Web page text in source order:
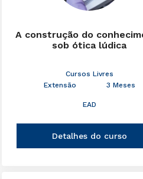
A construção do
sob ótica lúdica
Cursos Livres
Extensão
3 Meses
EAD
Detalhes do curso